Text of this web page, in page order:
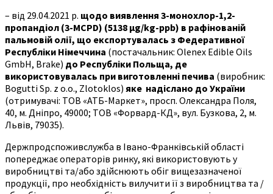
– від 29.04.2021 р. щодо виявлення 3-монохлор-1,2-
пропандіол (3-MCPD) (5138 µg/kg-ppb) в рафінованій
пальмовій олії, що експортувалась з Федеративної
Республіки Німеччина (постачальник: Olenex Edible Oils
GmbH, Brake) до Республіки Польща, де
використовувалась при виготовленні печива (виробник:
Bogutti Sp. z o.o., Zlotoklos) яке надіслано до України
(отримувачі: ТОВ «АТБ-Маркет», просп. Олександра Поля,
40, м. Дніпро, 49000; ТОВ «Форвард-КД», вул. Бузкова, 2, м.
Львів, 79035).
Держпродспоживслужба в Івано-Франківській області
попереджає операторів ринку, які використовують у
виробництві та/або здійснюють обіг вищезазначеної
продукції, про необхідність вилучити її з виробництва та /